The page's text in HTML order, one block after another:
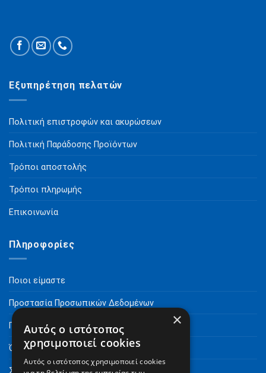
Εξυπηρέτηση πελατών
Πολιτική επιστροφών και ακυρώσεων
Πολιτική Παράδοσης Προϊόντων
Τρόποι αποστολής
Τρόποι πληρωμής
Επικοινωνία
Πληροφορίες
Ποιοι είμαστε
Προστασία Προσωπικών Δεδομένων
Πνευματικά Δικαιώματα
Όροι Χρήσης
×
Αυτός ο ιστότοπος
χρησιμοποιεί cookies
Αυτός ο ιστότοπος χρησιμοποιεί cookies